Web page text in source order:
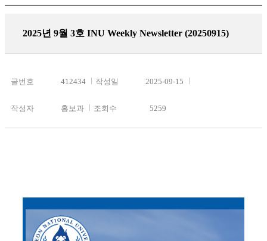
2025년 9월 3호 INU Weekly Newsletter (20250915)
글번호 412434 작성일 2025-09-15
작성자 홍보과 조회수 5259